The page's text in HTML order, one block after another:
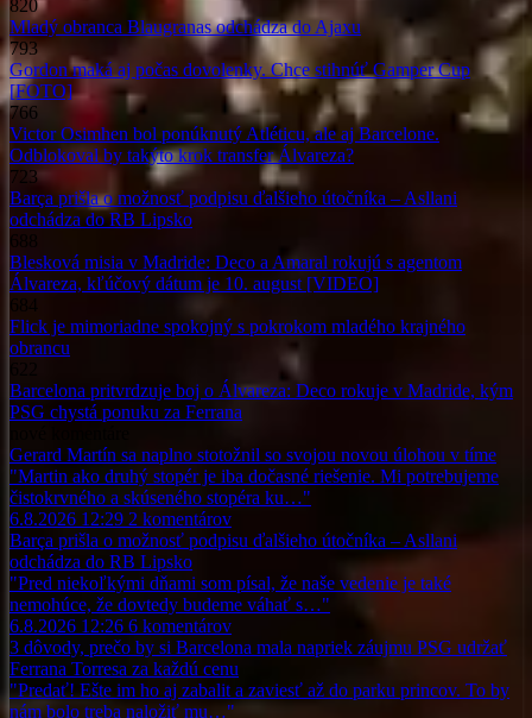
820
Mladý obranca Blaugranas odchádza do Ajaxu
793
Gordon maká aj počas dovolenky. Chce stihnúť Gamper Cup
[FOTO]
766
Victor Osimhen bol ponúknutý Atléticu, ale aj Barcelone.
Odblokoval by takýto krok transfer Álvareza?
723
Barça prišla o možnosť podpisu ďalšieho útočníka – Asllani
odchádza do RB Lipsko
688
Blesková misia v Madride: Deco a Amaral rokujú s agentom
Álvareza, kľúčový dátum je 10. august [VIDEO]
684
Flick je mimoriadne spokojný s pokrokom mladého krajného
obrancu
Barcelona pritvrdzuje boj o Álvareza: Deco rokuje v Madride, kým
PSG chystá ponuku za Ferrana
Gerard Martín sa naplno stotožnil so svojou novou úlohou v tíme
"Martin ako druhý stopér je iba dočasné riešenie. Mi potrebujeme
čistokrvného a skúseného stopéra ku…"
6.8.2026 12:29 2 komentárov
Barça prišla o možnosť podpisu ďalšieho útočníka – Asllani
odchádza do RB Lipsko
"Pred niekoľkými dňami som písal, že naše vedenie je také
nemohúce, že dovtedy budeme váhať s…"
6.8.2026 12:26 6 komentárov
3 dôvody, prečo by si Barcelona mala napriek záujmu PSG udržať
Ferrana Torresa za každú cenu
"Predať! Ešte im ho aj zabalit a zaviesť až do parku princov. To by
nám bolo treba naložiť mu…"